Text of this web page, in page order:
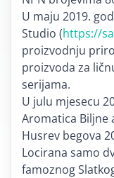
U maju 2019.
Studio (https://
proizvodnju
proizvoda za
serijama.
U julu mjesecu
Aromatica Biljne
Husrev begova
Locirana samo
famoznog